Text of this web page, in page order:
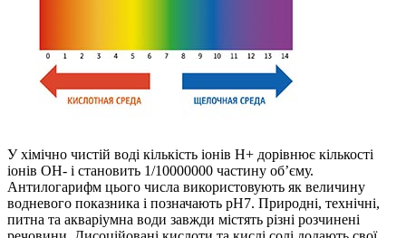
У хімічно чистій воді кількість іонів Н+ дорівнює кількості
іонів ОН- і становить 1/10000000 частину об’єму.
Антилогарифм цього числа використовують як величину
водневого показника і позначають рН7. Природні, технічні,
питна та акваріумна води завжди містять різні розчинені